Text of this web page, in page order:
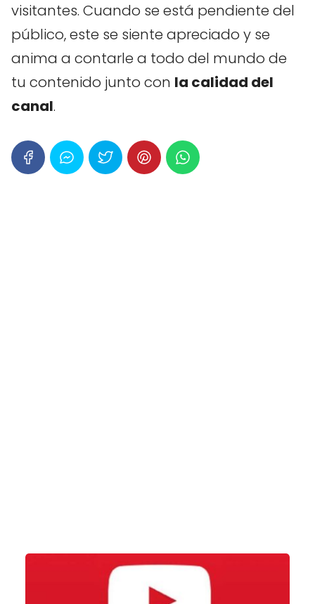
visitantes. Cuando se está pendiente del
público, este se siente apreciado y se
anima a contarle a todo del mundo de
tu contenido junto con la calidad del
canal.